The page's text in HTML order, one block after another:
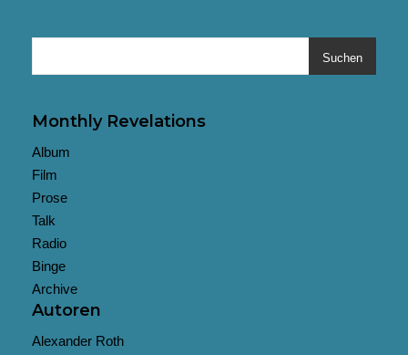
Suchen
Monthly Revelations
Album
Film
Prose
Talk
Radio
Binge
Archive
Autoren
Alexander Roth